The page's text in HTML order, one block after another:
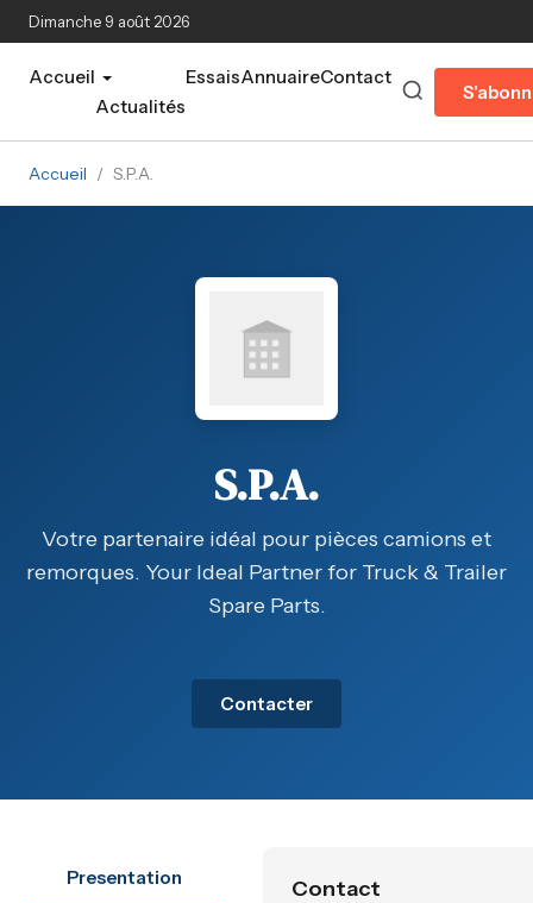
Aller au contenu principal
Dimanche 9 août 2026
Accueil
Actualités
EssaisAnnuaireContact
Accueil / S.P.A.
S.P.A.
Votre partenaire idéal pour pièces camions et
remorques. Your Ideal Partner for Truck & Trailer
Spare Parts.
Contacter
Presentation Contact